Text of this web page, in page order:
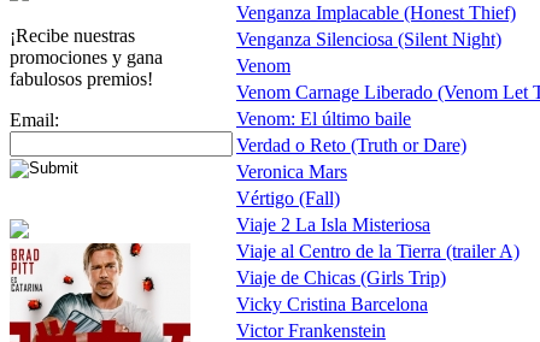
¡Recibe nuestras
promociones y gana
fabulosos premios!
Email:
Venganza Implacable (Honest Thief)
Venganza Silenciosa (Silent Night)
Venom
Venom Carnage Liberado (Venom Let
Venom: El último baile
Verdad o Reto (Truth or Dare)
Veronica Mars
Vértigo (Fall)
Viaje 2 La Isla Misteriosa
Viaje al Centro de la Tierra (trailer A)
Viaje de Chicas (Girls Trip)
Vicky Cristina Barcelona
Victor Frankenstein